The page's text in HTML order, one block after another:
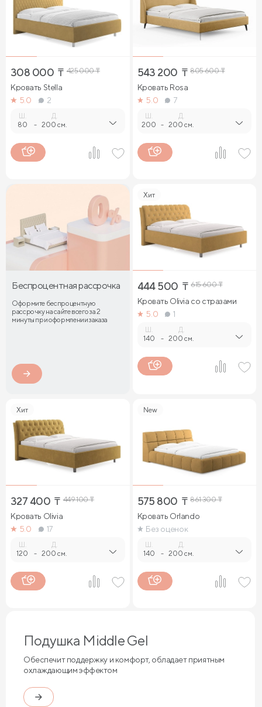
308 000 ₸ 425 000₸
Кровать Stella
5.0
2
80 -
Д.
200 см.
543 200 ₸ 805 600₸
Кровать Rosa
5.0
7
200 -
Д.
200 см.
Беспроцентная рассрочка
Оформите беспроцентную
рассрочку на сайте всего за 2
минуты при оформлении заказа
Хит
444 500 ₸ 615 600₸
Кровать Olivia со стразами
5.0
1
140 -
Д.
200 см.
Хит
327 400 ₸ 449 100₸
Кровать Olivia
5.0
17
120 -
Д.
200 см.
New
575 800 ₸ 861 300₸
Кровать Orlando
Без оценок
140 -
Д.
200 см.
Подушка Middle Gel
Обеспечит поддержку и комфорт, обладает приятным
охлаждающим эффектом